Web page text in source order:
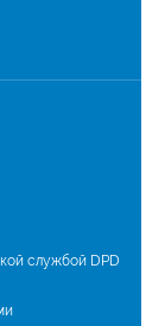
службой DPD